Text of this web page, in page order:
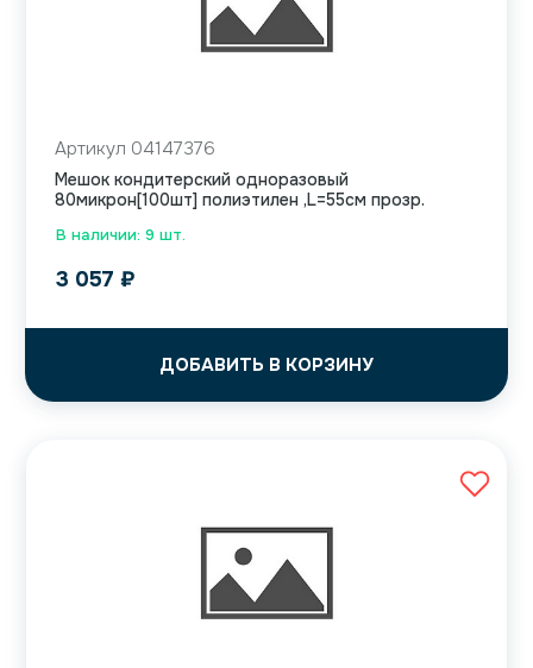
В наличии: 9 шт.
Артикул 04147376
Мешок кондитерский одноразовый
80микрон[100шт] полиэтилен ,L=55см прозр.
3 057 ₽
ДОБАВИТЬ В КОРЗИНУ